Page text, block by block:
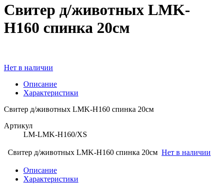
Свитер д/животных LMK-
H160 спинка 20см
Нет в наличии
Описание
Характеристики
Свитер д/животных LMK-H160 спинка 20см
Артикул
LM-LMK-H160/XS
Свитер д/животных LMK-H160 спинка 20см Нет в наличии
Описание
Характеристики